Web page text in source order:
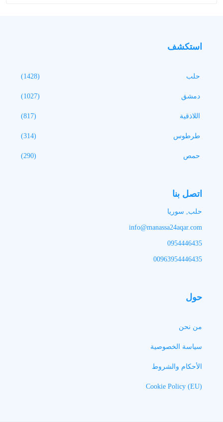
استكشف
حلب (1428)
دمشق (1027)
اللاذقية (817)
طرطوس (314)
حمص (290)
اتصل بنا
حلب, سوريا
info@manassa24aqar.com
0954446435
00963954446435
حول
من نحن
سياسة الخصوصية
الأحكام والشروط
Cookie Policy (EU)